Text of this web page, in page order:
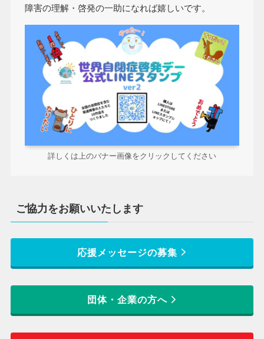
障害の理解・啓発の一助になれば嬉しいです。
詳しくは上のバナー画像をクリックしてください
ご協力をお願いいたします
応援メッセージの募集
団体・企業の方へ